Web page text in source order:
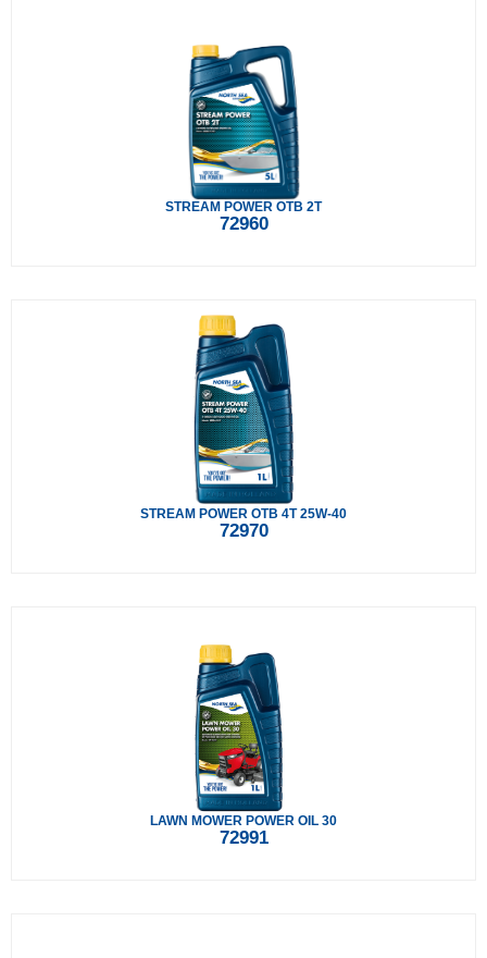
STREAM POWER OTB 2T
72960
STREAM POWER OTB 4T 25W-40
72970
LAWN MOWER POWER OIL 30
72991